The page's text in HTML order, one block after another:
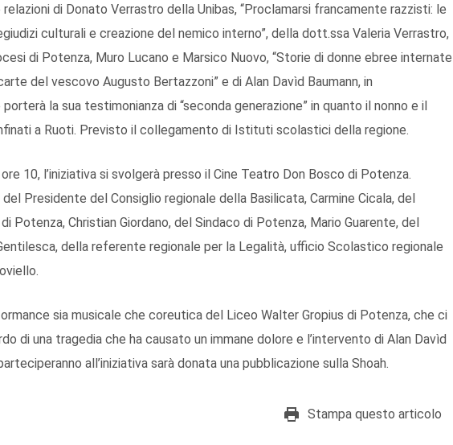
di Donato Verrastro della Unibas, “Proclamarsi francamente razzisti: le
culturali e creazione del nemico interno”, della dott.ssa Valeria Verrastro,
di Potenza, Muro Lucano e Marsico Nuovo, “Storie di donne ebree internate
del vescovo Augusto Bertazzoni” e di Alan Davìd Baumann, in
la sua testimonianza di “seconda generazione” in quanto il nonno e il
a Ruoti. Previsto il collegamento di Istituti scolastici della regione.
10, l’iniziativa si svolgerà presso il Cine Teatro Don Bosco di Potenza.
Presidente del Consiglio regionale della Basilicata, Carmine Cicala, del
Potenza, Christian Giordano, del Sindaco di Potenza, Mario Guarente, del
della referente regionale per la Legalità, ufficio Scolastico regionale
sia musicale che coreutica del Liceo Walter Gropius di Potenza, che ci
di una tragedia che ha causato un immane dolore e l’intervento di Alan Davìd
all’iniziativa sarà donata una pubblicazione sulla Shoah.
Stampa questo articolo